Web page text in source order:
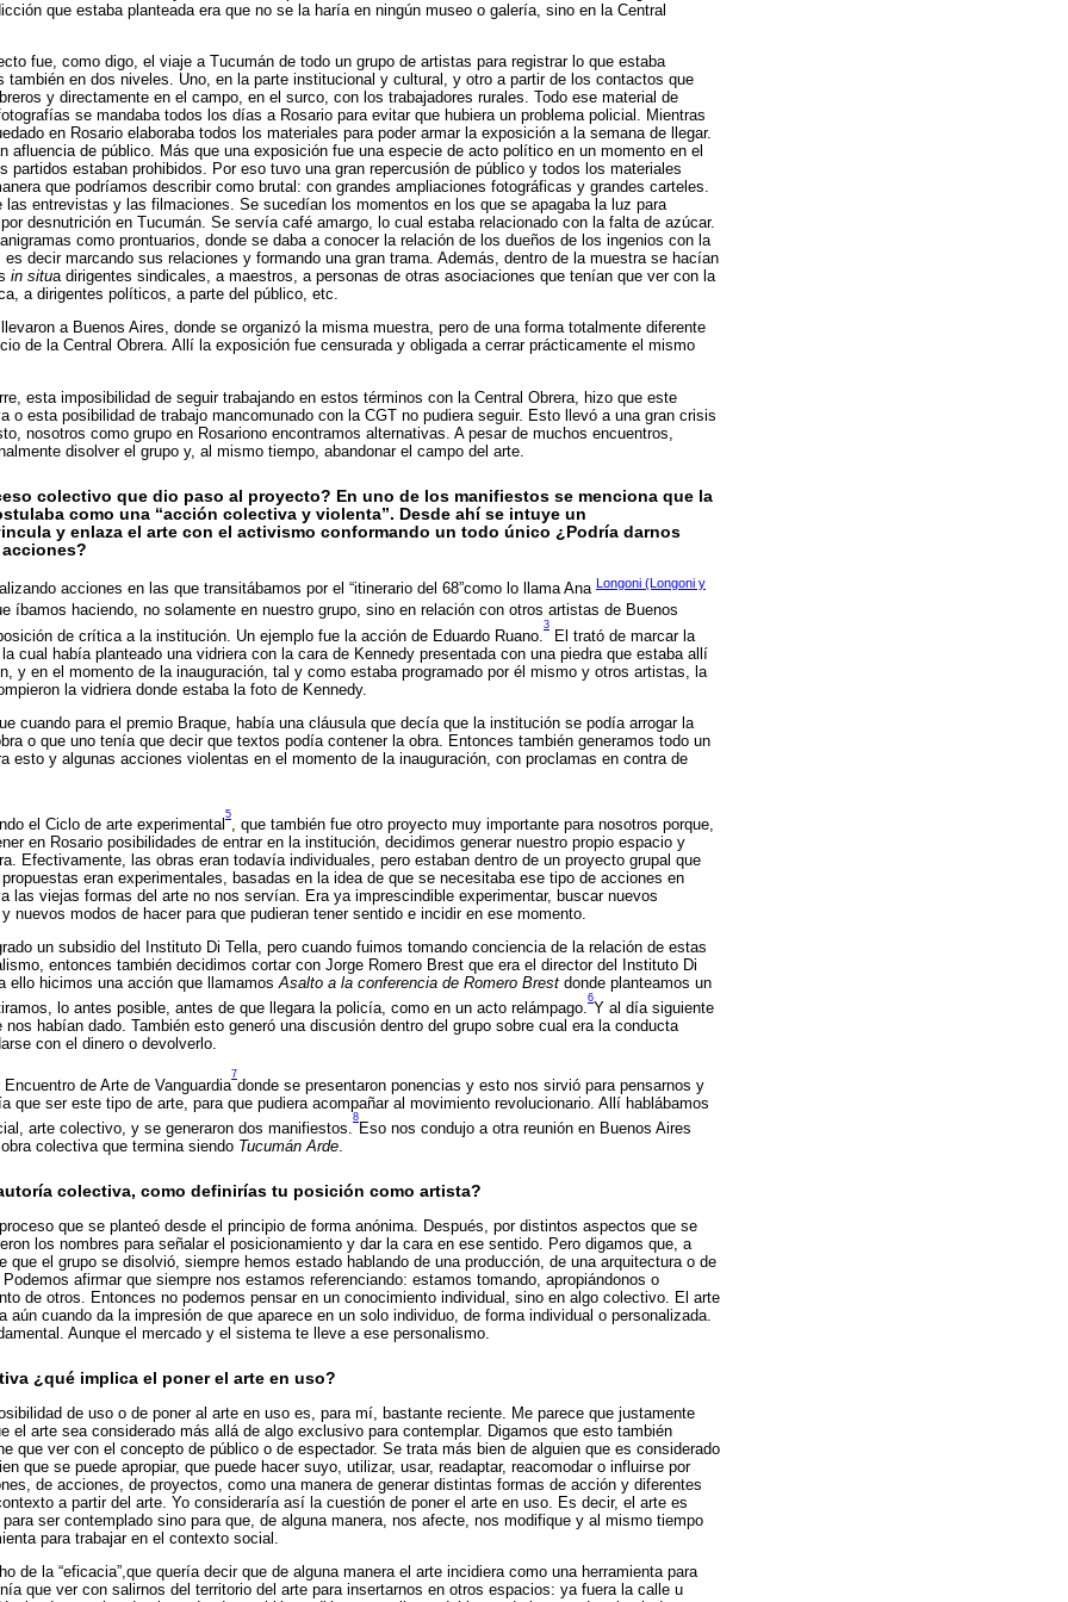
que estaba planteada era que no se la haría en ningún museo o galería, sino en la Central
fue, como digo, el viaje a Tucumán de todo un grupo de artistas para registrar lo que estaba
también en dos niveles. Uno, en la parte institucional y cultural, y otro a partir de los contactos que
y directamente en el campo, en el surco, con los trabajadores rurales. Todo ese material de
se mandaba todos los días a Rosario para evitar que hubiera un problema policial. Mientras
en Rosario elaboraba todos los materiales para poder armar la exposición a la semana de llegar.
afluencia de público. Más que una exposición fue una especie de acto político en un momento en el
partidos estaban prohibidos. Por eso tuvo una gran repercusión de público y todos los materiales
que podríamos describir como brutal: con grandes ampliaciones fotográficas y grandes carteles.
las entrevistas y las filmaciones. Se sucedían los momentos en los que se apagaba la luz para
desnutrición en Tucumán. Se servía café amargo, lo cual estaba relacionado con la falta de azúcar.
como prontuarios, donde se daba a conocer la relación de los dueños de los ingenios con la
decir marcando sus relaciones y formando una gran trama. Además, dentro de la muestra se hacían
in situa dirigentes sindicales, a maestros, a personas de otras asociaciones que tenían que ver con la
a dirigentes políticos, a parte del público, etc.
a Buenos Aires, donde se organizó la misma muestra, pero de una forma totalmente diferente
de la Central Obrera. Allí la exposición fue censurada y obligada a cerrar prácticamente el mismo
esta imposibilidad de seguir trabajando en estos términos con la Central Obrera, hizo que este
o esta posibilidad de trabajo mancomunado con la CGT no pudiera seguir. Esto llevó a una gran crisis
nosotros como grupo en Rosariono encontramos alternativas. A pesar de muchos encuentros,
disolver el grupo y, al mismo tiempo, abandonar el campo del arte.
colectivo que dio paso al proyecto? En uno de los manifiestos se menciona que la
como una “acción colectiva y violenta”. Desde ahí se intuye un
y enlaza el arte con el activismo conformando un todo único ¿Podría darnos
acciones en las que transitábamos por el “itinerario del 68”como lo llama Ana Longoni (Longoni y
íbamos haciendo, no solamente en nuestro grupo, sino en relación con otros artistas de Buenos
de crítica a la institución. Un ejemplo fue la acción de Eduardo Ruano.
3
El trató de marcar la
cual había planteado una vidriera con la cara de Kennedy presentada con una piedra que estaba allí
y en el momento de la inauguración, tal y como estaba programado por él mismo y otros artistas, la
la vidriera donde estaba la foto de Kennedy.
cuando para el premio Braque, había una cláusula que decía que la institución se podía arrogar la
o que uno tenía que decir que textos podía contener la obra. Entonces también generamos todo un
esto y algunas acciones violentas en el momento de la inauguración, con proclamas en contra de
el Ciclo de arte experimental
5
, que también fue otro proyecto muy importante para nosotros porque,
en Rosario posibilidades de entrar en la institución, decidimos generar nuestro propio espacio y
Efectivamente, las obras eran todavía individuales, pero estaban dentro de un proyecto grupal que
eran experimentales, basadas en la idea de que se necesitaba ese tipo de acciones en
las viejas formas del arte no nos servían. Era ya imprescindible experimentar, buscar nuevos
nuevos modos de hacer para que pudieran tener sentido e incidir en ese momento.
un subsidio del Instituto Di Tella, pero cuando fuimos tomando conciencia de la relación de estas
entonces también decidimos cortar con Jorge Romero Brest que era el director del Instituto Di
ello hicimos una acción que llamamosAsalto a la conferencia de Romero Brest donde planteamos un
lo antes posible, antes de que llegara la policía, como en un acto relámpago.
6
Y al día siguiente
habían dado. También esto generó una discusión dentro del grupo sobre cual era la conducta
con el dinero o devolverlo.
de Arte de Vanguardia
7
donde se presentaron ponencias y esto nos sirvió para pensarnos y
que ser este tipo de arte, para que pudiera acompañar al movimiento revolucionario. Allí hablábamos
arte colectivo, y se generaron dos manifiestos.
8
Eso nos condujo a otra reunión en Buenos Aires
colectiva que termina siendo Tucumán Arde
colectiva, como definirías tu posición como artista?
que se planteó desde el principio de forma anónima. Después, por distintos aspectos que se
los nombres para señalar el posicionamiento y dar la cara en ese sentido. Pero digamos que, a
que el grupo se disolvió, siempre hemos estado hablando de una producción, de una arquitectura o de
afirmar que siempre nos estamos referenciando: estamos tomando, apropiándonos o
de otros. Entonces no podemos pensar en un conocimiento individual, sino en algo colectivo. El arte
aún cuando da la impresión de que aparece en un solo individuo, de forma individual o personalizada.
Aunque el mercado y el sistema te lleve a ese personalismo.
¿qué implica el poner el arte en uso?
de uso o de poner al arte en uso es, para mí, bastante reciente. Me parece que justamente
el arte sea considerado más allá de algo exclusivo para contemplar. Digamos que esto también
que ver con el concepto de público o de espectador. Se trata más bien de alguien que es considerado
que se puede apropiar, que puede hacer suyo, utilizar, usar, readaptar, reacomodar o influirse por
de acciones, de proyectos, como una manera de generar distintas formas de acción y diferentes
a partir del arte. Yo consideraría así la cuestión de poner el arte en uso. Es decir, el arte es
ser contemplado sino para que, de alguna manera, nos afecte, nos modifique y al mismo tiempo
para trabajar en el contexto social.
de la “eficacia”,que quería decir que de alguna manera el arte incidiera como una herramienta para
que ver con salirnos del territorio del arte para insertarnos en otros espacios: ya fuera la calle u